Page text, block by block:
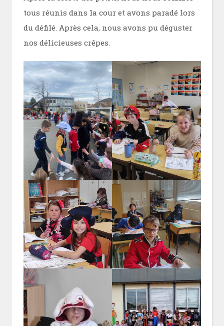
tous réunis dans la cour et avons paradé lors
du défilé. Après cela, nous avons pu déguster
nos délicieuses crêpes.